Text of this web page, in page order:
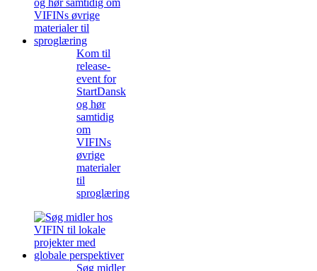
Kom til
release-
event for
StartDansk
og hør
samtidig
om
VIFINs
øvrige
materialer
til
sproglæring
Søg midler